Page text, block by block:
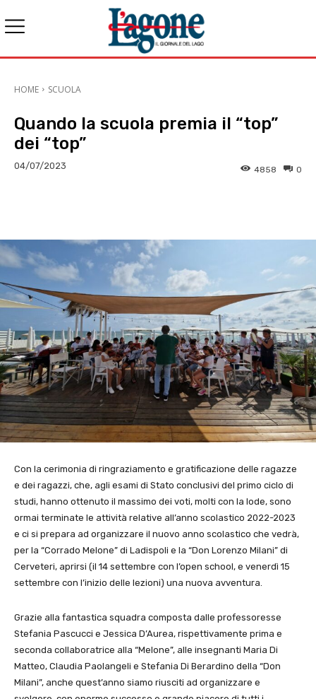
HOME SCUOLA
Quando la scuola premia il “top”
dei “top”
04/07/2023 0
4858
Con la cerimonia di ringraziamento e gratificazione delle ragazze
e dei ragazzi, che, agli esami di Stato conclusivi del primo ciclo di
studi, hanno ottenuto il massimo dei voti, molti con la lode, sono
ormai terminate le attività relative all’anno scolastico 2022-2023
e ci si prepara ad organizzare il nuovo anno scolastico che vedrà,
per la “Corrado Melone” di Ladispoli e la “Don Lorenzo Milani” di
Cerveteri, aprirsi (il 14 settembre con l’open school, e venerdì 15
settembre con l’inizio delle lezioni) una nuova avventura.
Grazie alla fantastica squadra composta dalle professoresse
Stefania Pascucci e Jessica D’Aurea, rispettivamente prima e
seconda collaboratrice alla “Melone”, alle insegnanti Maria Di
Matteo, Claudia Paolangeli e Stefania Di Berardino della “Don
Milani”, anche quest’anno siamo riusciti ad organizzare e